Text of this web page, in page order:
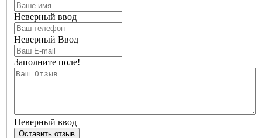
Неверный ввод
Неверный Ввод
Заполните поле!
Неверный ввод